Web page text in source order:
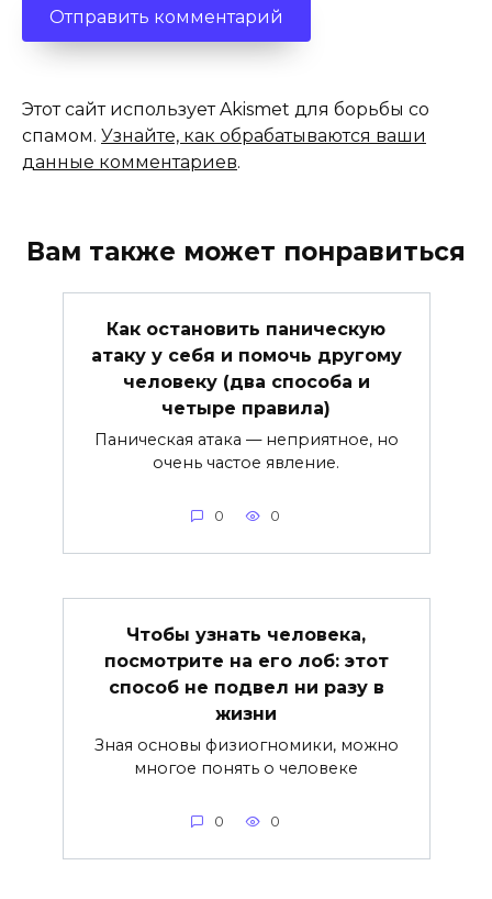
Этот сайт использует Akismet для борьбы со
спамом. Узнайте, как обрабатываются ваши
данные комментариев.
Вам также может понравиться
Как остановить паническую
атаку у себя и помочь другому
человеку (два способа и
четыре правила)
Паническая атака — неприятное, но
очень частое явление.
0 0
Чтобы узнать человека,
посмотрите на его лоб: этот
способ не подвел ни разу в
жизни
Зная основы физиогномики, можно
многое понять о человеке
0 0